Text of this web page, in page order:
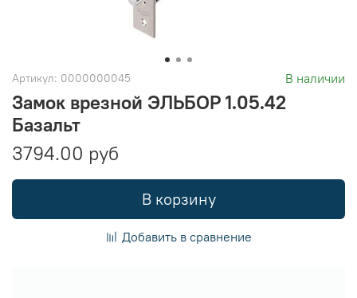
Артикул: 0000000045 В наличии
Замок врезной ЭЛЬБОР 1.05.42
Базальт
3794.00 руб
В корзину
Добавить в сравнение